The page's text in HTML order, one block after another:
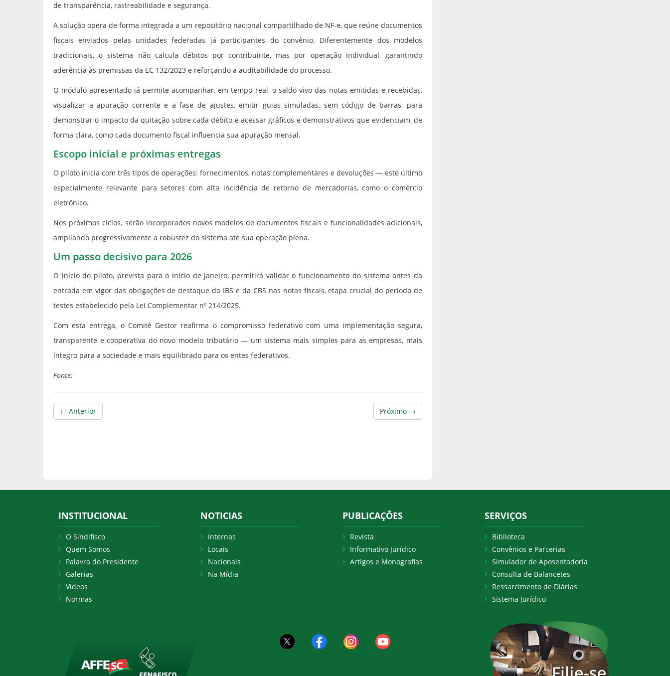
de transparência, rastreabilidade e segurança.
A solução opera de forma integrada a um repositório nacional compartilhado de NF-e, que reúne documentos
fiscais enviados pelas unidades federadas já participantes do convênio. Diferentemente dos modelos
tradicionais, o sistema não calcula débitos por contribuinte, mas por operação individual, garantindo
aderência às premissas da EC 132/2023 e reforçando a auditabilidade do processo.
O módulo apresentado já permite acompanhar, em tempo real, o saldo vivo das notas emitidas e recebidas,
visualizar a apuração corrente e a fase de ajustes, emitir guias simuladas, sem código de barras, para
demonstrar o impacto da quitação sobre cada débito e acessar gráficos e demonstrativos que evidenciam, de
forma clara, como cada documento fiscal influencia sua apuração mensal.
Escopo inicial e próximas entregas
O piloto inicia com três tipos de operações: fornecimentos, notas complementares e devoluções — este último
especialmente relevante para setores com alta incidência de retorno de mercadorias, como o comércio
eletrônico.
Nos próximos ciclos, serão incorporados novos modelos de documentos fiscais e funcionalidades adicionais,
ampliando progressivamente a robustez do sistema até sua operação plena.
Um passo decisivo para 2026
O início do piloto, prevista para o início de janeiro, permitirá validar o funcionamento do sistema antes da
entrada em vigor das obrigações de destaque do IBS e da CBS nas notas fiscais, etapa crucial do período de
testes estabelecido pela Lei Complementar nº 214/2025.
Com esta entrega, o Comitê Gestor reafirma o compromisso federativo com uma implementação segura,
transparente e cooperativa do novo modelo tributário — um sistema mais simples para as empresas, mais
íntegro para a sociedade e mais equilibrado para os entes federativos.
Fonte:
Próximo →
← Anterior
INSTITUCIONAL
O Sindifisco
Quem Somos
Palavra do Presidente
Galerias
Vídeos
Normas
NOTICIAS
Internas
Locais
Nacionais
Na Mídia
PUBLICAÇÕES
Revista
Informativo Jurídico
Artigos e Monografias
SERVIÇOS
Biblioteca
Convênios e Parcerias
Simulador de Aposentadoria
Consulta de Balancetes
Ressarcimento de Diárias
Sistema Jurídico